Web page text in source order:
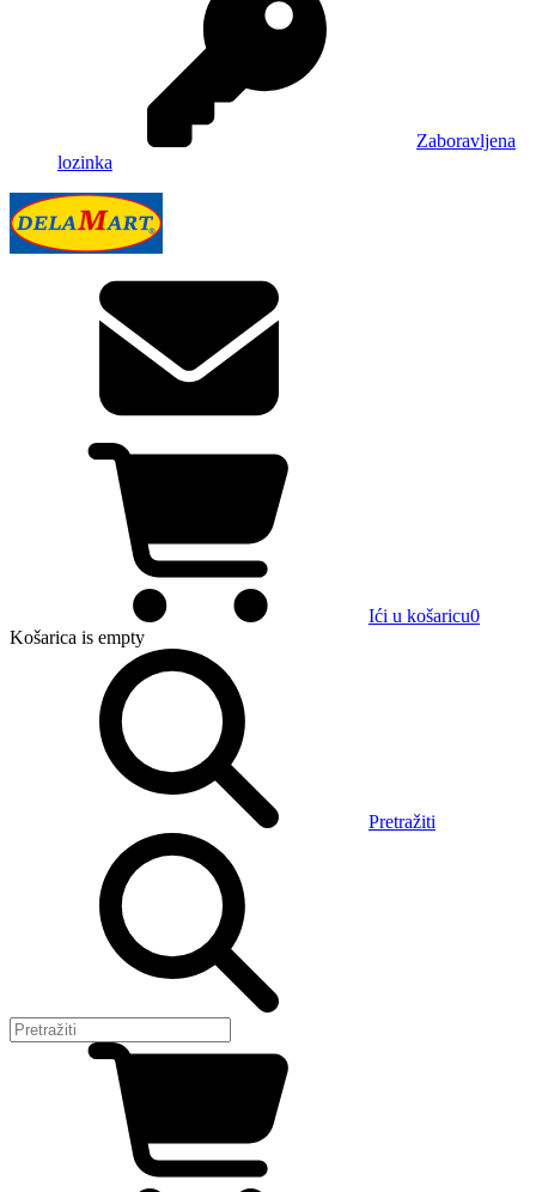
Zaboravljena
lozinka
Ići u košaricu0
Košarica is empty
Pretražiti